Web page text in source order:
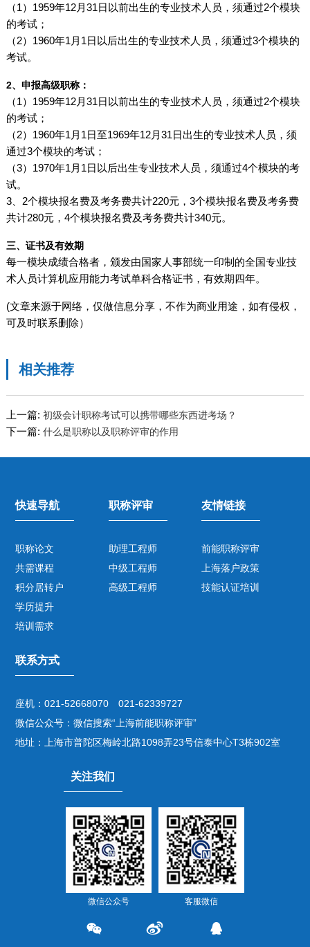
（1）1959年12月31日以前出生的专业技术人员，须通过2个模块
的考试；
（2）1960年1月1日以后出生的专业技术人员，须通过3个模块的
考试。
2、申报高级职称：
（1）1959年12月31日以前出生的专业技术人员，须通过2个模块
的考试；
（2）1960年1月1日至1969年12月31日出生的专业技术人员，须
通过3个模块的考试；
（3）1970年1月1日以后出生专业技术人员，须通过4个模块的考
试。
3、2个模块报名费及考务费共计220元，3个模块报名费及考务费
共计280元，4个模块报名费及考务费共计340元。
三、证书及有效期
每一模块成绩合格者，颁发由国家人事部统一印制的全国专业技
术人员计算机应用能力考试单科合格证书，有效期四年。
(文章来源于网络，仅做信息分享，不作为商业用途，如有侵权，
可及时联系删除）
相关推荐
上一篇: 初级会计职称考试可以携带哪些东西进考场？
下一篇: 什么是职称以及职称评审的作用
快速导航
职称论文
共需课程
积分居转户
学历提升
培训需求
职称评审
助理工程师
中级工程师
高级工程师
友情链接
前能职称评审
上海落户政策
技能认证培训
联系方式
座机：021-52668070 021-62339727
微信公众号：微信搜索“上海前能职称评审”
地址：上海市普陀区梅岭北路1098弄23号信泰中心T3栋902室
关注我们
微信公众号 客服微信